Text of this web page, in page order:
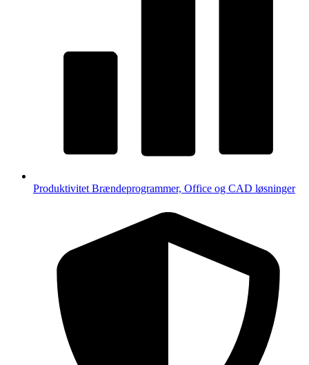
Produktivitet Brændeprogrammer, Office og CAD løsninger